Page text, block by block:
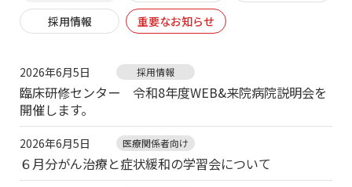
採用情報
重要なお知らせ
2026年6月5日 採用情報
臨床研修センター 令和8年度WEB&来院病院説明会を
開催します。
2026年6月5日 医療関係者向け
６月分がん治療と症状緩和の学習会について